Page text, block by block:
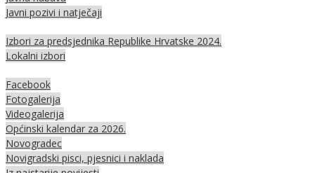
Javni pozivi i natječaji
Izbori za predsjednika Republike Hrvatske 2024.
Lokalni izbori
Facebook
Fotogalerija
Videogalerija
Općinski kalendar za 2026.
Novogradec
Novigradski pisci, pjesnici i naklada